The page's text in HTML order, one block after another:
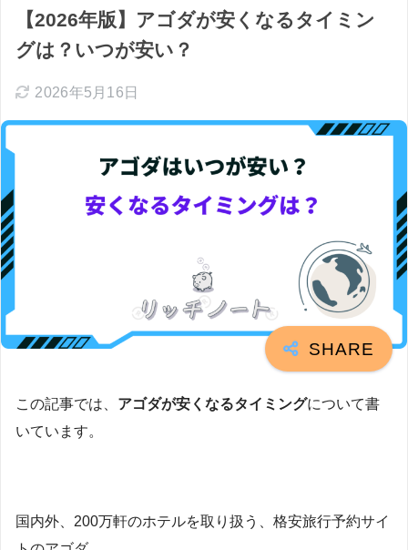
【2026年版】アゴダが安くなるタイミン
グは？いつが安い？
2026年5月16日
この記事では、 アゴダが安くなるタイミングについて書
いています。
国内外、200万軒のホテルを取り扱う、格安旅行予約サイ